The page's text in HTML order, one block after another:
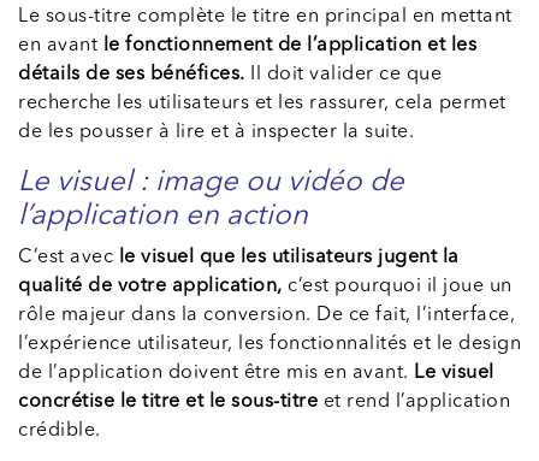
Le sous-titre complète le titre en principal en mettant
en avant le fonctionnement de l’application et les
détails de ses bénéfices. Il doit valider ce que
recherche les utilisateurs et les rassurer, cela permet
de les pousser à lire et à inspecter la suite.
Le visuel : image ou vidéo de
l’application en action
C’est avec le visuel que les utilisateurs jugent la
qualité de votre application, c’est pourquoi il joue un
rôle majeur dans la conversion. De ce fait, l’interface,
l’expérience utilisateur, les fonctionnalités et le design
de l’application doivent être mis en avant. Le visuel
concrétise le titre et le sous-titre et rend l’application
crédible.